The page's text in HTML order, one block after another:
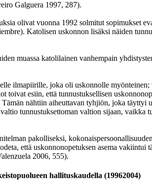
Galguera 1997, 287).
olivat vuonna 1992 solmitut sopimukset
Katolisen uskonnon lisäksi näiden
muassa katolilainen vanhempain
ilmapiirille, joka oli uskonnolle
toivat esiin, että tunnustuksellisen
nähtiin aiheuttavan tyhjiön, joka
tunnustuksettoman valtion sijaan,
pakolliseksi,
että uskonnonopetuksen asema
2006, 555).
hallituskaudella (19962004)